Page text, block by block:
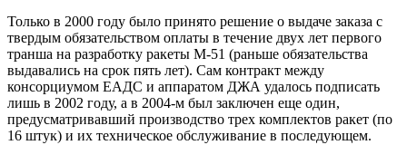
Только в 2000 году было принято решение о выдаче заказа с
твердым обязательством оплаты в течение двух лет первого
транша на разработку ракеты М-51 (раньше обязательства
выдавались на срок пять лет). Сам контракт между
консорциумом ЕАДС и аппаратом ДЖА удалось подписать
лишь в 2002 году, а в 2004-м был заключен еще один,
предусматривавший производство трех комплектов ракет (по
16 штук) и их техническое обслуживание в последующем.